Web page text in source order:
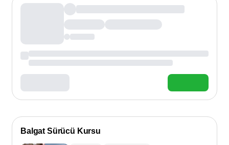
Balgat Sürücü Kursu